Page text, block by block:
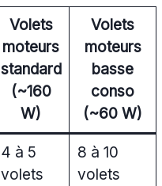
Volets
moteurs
standard
(~160
W)
Volets
moteurs
basse
conso
(~60 W)
4 à 5
volets
8 à 10
volets